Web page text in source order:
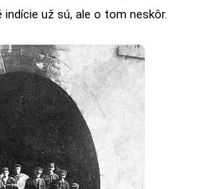
indície už sú, ale o tom neskôr.